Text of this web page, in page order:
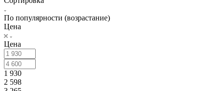
По популярности (возрастание)
Цена
Цена
1 930
2 598